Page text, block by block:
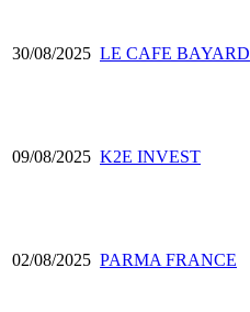
30/08/2025 LE CAFE BAYARD
09/08/2025 K2E INVEST
02/08/2025 PARMA FRANCE